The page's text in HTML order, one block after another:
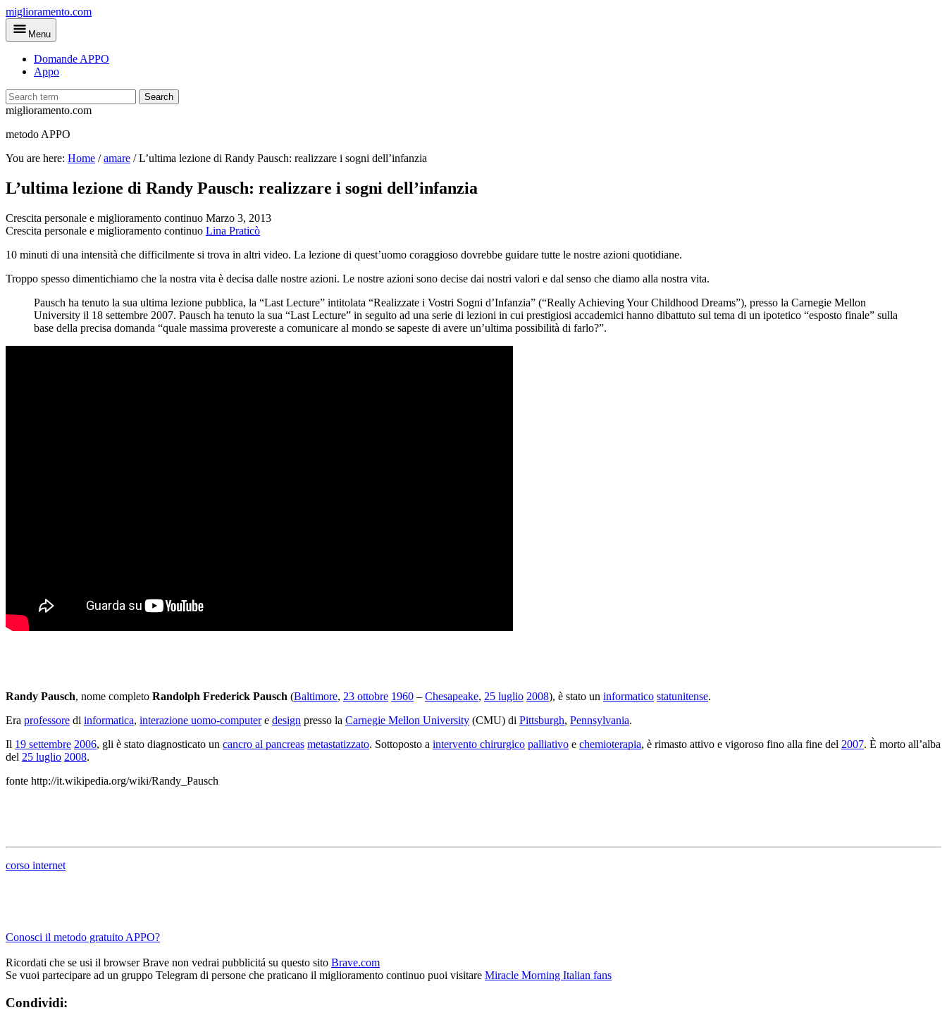
Skip
to
main
miglioramento.com
Menu
Domande APPO
Appo
Search
miglioramento.com
metodo APPO
You are here: Home /amare /L’ultima lezione di Randy Pausch: realizzare i sogni dell’infanzia
L’ultima lezione di Randy Pausch: realizzare i sogni dell’infanzia
Crescita personale e miglioramento continuo Marzo 3, 2013
Crescita personale e miglioramento continuo Lina Praticò
10 minuti di una intensità che difficilmente si trova in altri video. La lezione di quest’uomo coraggioso dovrebbe guidare tutte le nostre azioni quotidiane.
Troppo spesso dimentichiamo che la nostra vita è decisa dalle nostre azioni. Le nostre azioni sono decise dai nostri valori e dal senso che diamo alla nostra vita.
Pausch ha tenuto la sua ultima lezione pubblica, la “Last Lecture” intitolata “Realizzate i Vostri Sogni d’Infanzia” (“Really Achieving Your Childhood Dreams”), presso la Carnegie Mellon
University il 18 settembre 2007. Pausch ha tenuto la sua “Last Lecture” in seguito ad una serie di lezioni in cui prestigiosi accademici hanno dibattuto sul tema di un ipotetico “esposto finale” sulla
base della precisa domanda “quale massima provereste a comunicare al mondo se sapeste di avere un’ultima possibilità di farlo?”.
Randy Pausch, nome completo Randolph Frederick Pausch (Baltimore, 23 ottobre 1960 – Chesapeake, 25 luglio 2008), è stato un informatico statunitense.
Era professore di informatica, interazione uomo-computere design presso la Carnegie Mellon University (CMU) di Pittsburgh, Pennsylvania.
Il 19 settembre 2006, gli è stato diagnosticato un cancro al pancreas metastatizzato. Sottoposto a intervento chirurgico palliativo e chemioterapia, è rimasto attivo e vigoroso fino alla fine del 2007. È morto all’alba
del 25 luglio 2008.
fonte http://it.wikipedia.org/wiki/Randy_Pausch
corso internet
Conosci il metodo gratuito APPO?
Ricordati che se usi il browser Brave non vedrai pubblicitá su questo sito Brave.com
Se vuoi partecipare ad un gruppo Telegram di persone che praticano il miglioramento continuo puoi visitare Miracle Morning Italian fans
Condividi: